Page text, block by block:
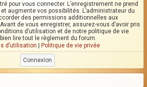
pour vous connecter. L’enregistrement ne prend
augmente vos possibilités. L’administrateur du
des permissions additionnelles aux
de vous enregistrer, assurez-vous d’avoir pris
d’utilisation et de notre politique de vie
lire tout le règlement du forum.
d’utilisation
Politique de vie privée